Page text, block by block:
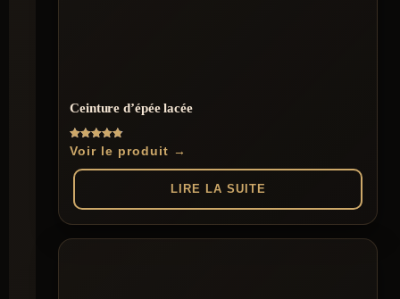
Ceinture d’épée lacée
Note
4.86
sur 5
Voir le produit →
LIRE LA SUITE